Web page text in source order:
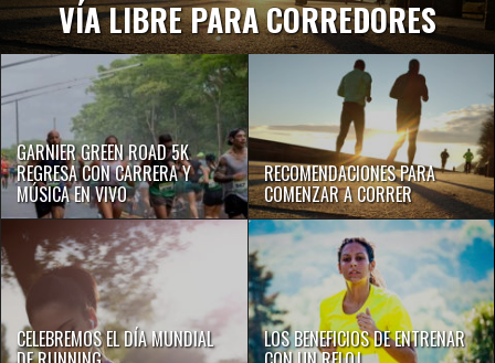
VÍA LIBRE PARA CORREDORES
GARNIER GREEN ROAD 5K
REGRESA CON CARRERA Y
MÚSICA EN VIVO
RECOMENDACIONES PARA
COMENZAR A CORRER
CELEBREMOS EL DÍA MUNDIAL LOS BENEFICIOS DE ENTRENAR